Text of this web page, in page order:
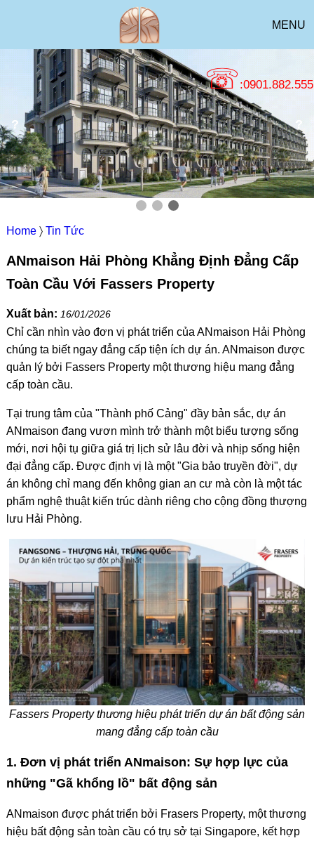
MENU
? ?
Toàn Cầu Với Fassers Property
Chỉ cần nhìn vào đơn vị phát triển của ANmaison Hải Phòng
chúng ta biết ngay đẳng cấp tiện ích dự án. ANmaison được
quản lý bởi Fassers Property một thương hiệu mang đẳng
cấp toàn cầu.
ANmaison đang vươn mình trở thành một biểu tượng sống
mới, nơi hội tụ giữa giá trị lịch sử lâu đời và nhịp sống hiện
đại đẳng cấp. Được định vị là một "Gia bảo truyền đời", dự
án không chỉ mang đến không gian an cư mà còn là một tác
phẩm nghệ thuật kiến trúc dành riêng cho cộng đồng thượng
lưu Hải Phòng.
Fassers Property thương hiệu phát triển dự án bất động sản
mang đẳng cấp toàn cầu
những "Gã khổng lồ" bất động sản
hiệu bất động sản toàn cầu có trụ sở tại Singapore, kết hợp
cùng các tập đoàn lớn với kinh nghiệm phát triển quốc tế
☏:0901.882.555